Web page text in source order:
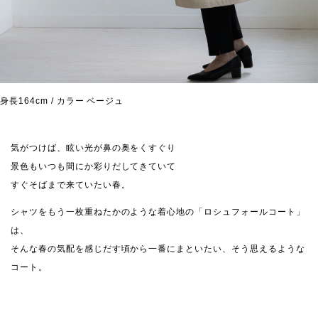
身長164cm / カラー ベージュ
気がつけば、眩い光が鼻の奥をくすぐり
景色もいつも間にか彩りだしてきていて
すぐそばまで来ていたい春。
シャツをもう一枚重ねたかのような着心地の「ロシュフォールコート」
は、
そんな春の気配を感じだす頃から一番にまといたい、そう思えるような
コート。